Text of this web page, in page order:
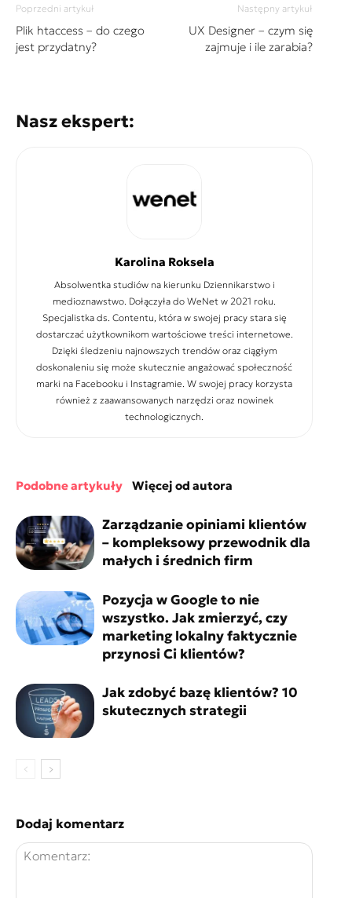
Poprzedni artykuł
Plik htaccess – do czego
jest przydatny?
Następny artykuł
UX Designer – czym się
zajmuje i ile zarabia?
Nasz ekspert:
Karolina Roksela
Absolwentka studiów na kierunku Dziennikarstwo i
medioznawstwo. Dołączyła do WeNet w 2021 roku.
Specjalistka ds. Contentu, która w swojej pracy stara się
dostarczać użytkownikom wartościowe treści internetowe.
Dzięki śledzeniu najnowszych trendów oraz ciągłym
doskonaleniu się może skutecznie angażować społeczność
marki na Facebooku i Instagramie. W swojej pracy korzysta
również z zaawansowanych narzędzi oraz nowinek
technologicznych.
podobne artykuły więcej od autora
Zarządzanie opiniami klientów
– kompleksowy przewodnik dla
małych i średnich firm
Pozycja w Google to nie
wszystko. Jak zmierzyć, czy
marketing lokalny faktycznie
przynosi Ci klientów?
Jak zdobyć bazę klientów? 10
skutecznych strategii
Dodaj komentarz